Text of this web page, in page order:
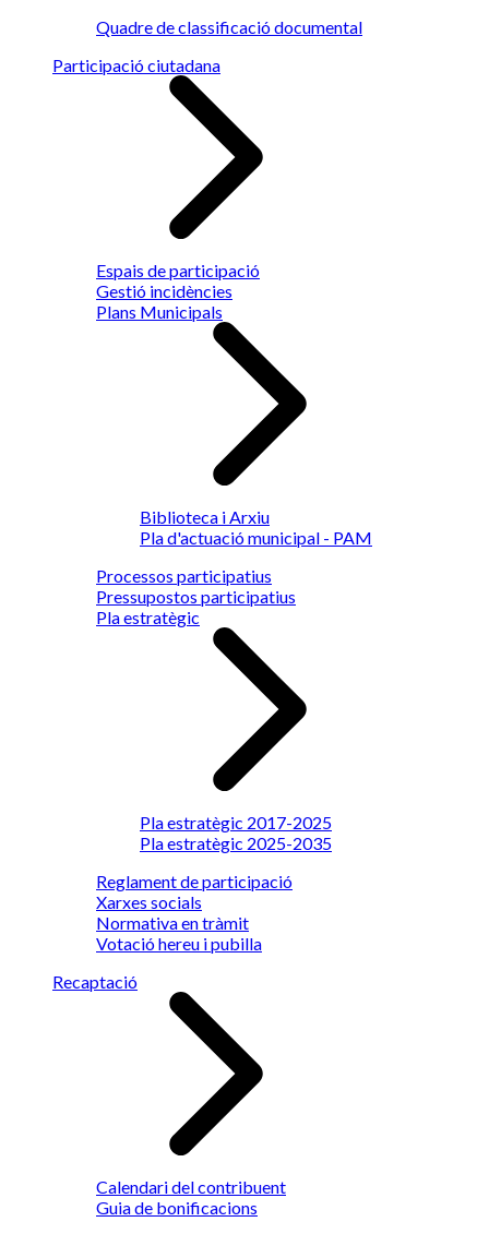
Quadre de classificació documental
Participació ciutadana
Espais de participació
Gestió incidències
Plans Municipals
Biblioteca i Arxiu
Pla d'actuació municipal - PAM
Processos participatius
Pressupostos participatius
Pla estratègic
Pla estratègic 2017-2025
Pla estratègic 2025-2035
Reglament de participació
Xarxes socials
Normativa en tràmit
Votació hereu i pubilla
Recaptació
Calendari del contribuent
Guia de bonificacions